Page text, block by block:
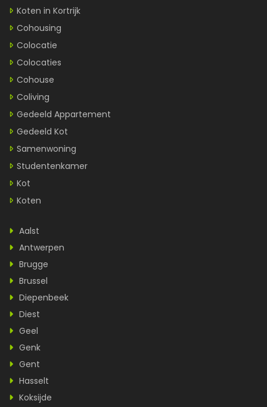
Koten in Kortrijk
Cohousing
Colocatie
Colocaties
Cohouse
Coliving
Gedeeld Appartement
Gedeeld Kot
Samenwoning
Studentenkamer
Kot
Koten
Aalst
Antwerpen
Brugge
Brussel
Diepenbeek
Diest
Geel
Genk
Gent
Hasselt
Koksijde